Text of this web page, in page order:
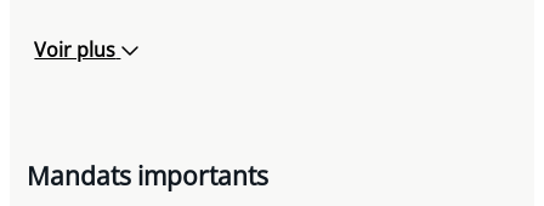
Voir plus
Mandats importants